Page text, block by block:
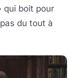
qui boit pour
du tout à